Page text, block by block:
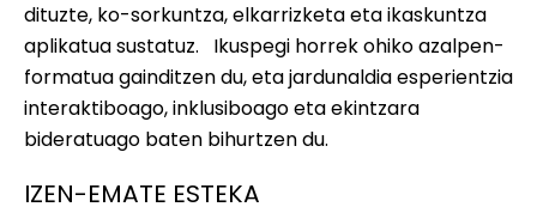
dituzte, ko-sorkuntza, elkarrizketa eta ikaskuntza
aplikatua sustatuz. Ikuspegi horrek ohiko azalpen-
formatua gainditzen du, eta jardunaldia esperientzia
interaktiboago, inklusiboago eta ekintzara
bideratuago baten bihurtzen du.
IZEN-EMATE ESTEKA